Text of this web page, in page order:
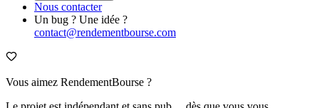
Nous contacter
Un bug ? Une idée ?
contact@rendementbourse.com
Vous aimez RendementBourse ?